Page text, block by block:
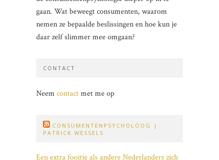
gaan. Wat beweegt consumenten, waarom
nemen ze bepaalde beslissingen en hoe kun je
daar zelf slimmer mee omgaan?
CONTACT
Neem contactmet me op
CONSUMENTENPSYCHOLOOG |
PATRICK WESSELS
Een extra fooitje als andere Nederlanders zich